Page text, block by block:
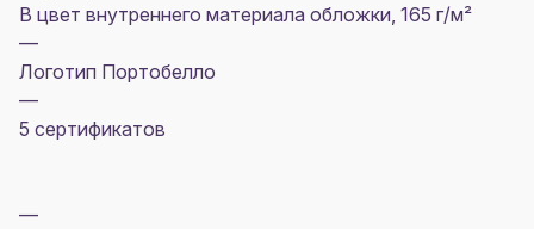
В цвет внутреннего материала обложки, 165 г/м²
—
Логотип Портобелло
—
5 сертификатов
—